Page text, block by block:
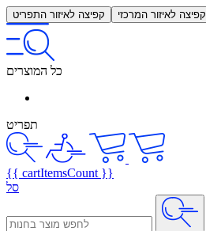
קפיצה לאיזור התפריט קפיצה לאיזור המרכזי
כל המוצרים
תפריט
{{ cartItemsCount }}
סל